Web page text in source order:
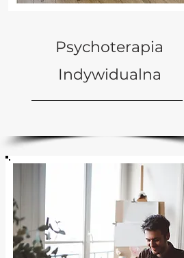
Psychoterapia
Indywidualna